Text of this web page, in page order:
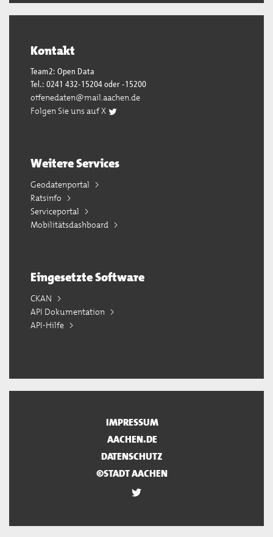
Kontakt
Team2: Open Data
Tel.: 0241 432-15204 oder -15200
offenedaten@mail.aachen.de
Folgen Sie uns auf X
Weitere Services
Geodatenportal
Ratsinfo
Serviceportal
Mobilitätsdashboard
Eingesetzte Software
CKAN
API Dokumentation
API-Hilfe
IMPRESSUM
AACHEN.DE
DATENSCHUTZ
©STADT AACHEN